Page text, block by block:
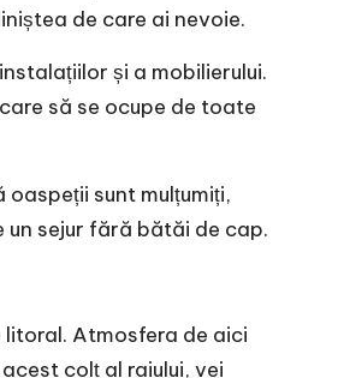
de care ai nevoie.
și a mobilierului.
să se ocupe de toate
sunt mulțumiți,
un sejur fără bătăi de cap.
litoral. Atmosfera de aici
colț al raiului, vei